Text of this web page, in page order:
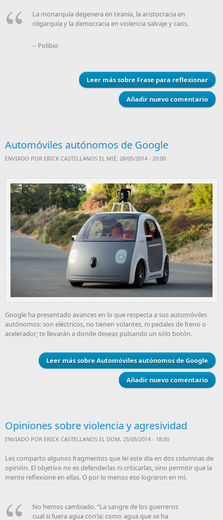
La monarquía degenera en tiranía, la aristocracia en
oligarquía y la democracia en violencia salvaje y caos.
-- Polibio
Leer mássobre Frase para reflexionar
Añadir nuevo comentario
Automóviles autónomos de Google
ENVIADO POR ERICK CASTELLANOS EL MIÉ, 28/05/2014 - 20:00
Google ha presentado avances en lo que respecta a sus automóviles
autónomos: son eléctricos, no tienen volantes, ni pedales de freno o
acelerador; te llevarán a donde deseas pulsando un sólo botón.
Leer mássobre Automóviles autónomos de Google
Añadir nuevo comentario
Opiniones sobre violencia y agresividad
ENVIADO POR ERICK CASTELLANOS EL DOM, 25/05/2014 - 18:00
Les comparto algunos fragmentos que leí este día en dos columnas de
opinión. El objetivo no es defenderlas ni criticarlas, sino permitir que la
mente reflexione en ellas. O por lo menos eso lograron en mí.
No hemos cambiado. La sangre de los guerreros
cual si fuera agua corría: como agua que se ha